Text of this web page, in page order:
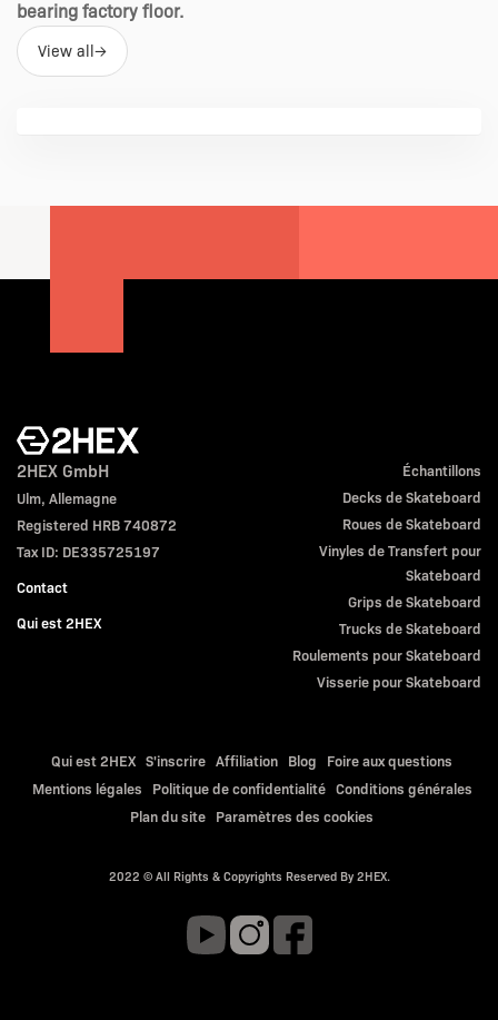
bearing factory floor.
View all→
2HEX GmbH
Ulm, Allemagne
Registered HRB 740872
Tax ID: DE335725197
Contact
Qui est 2HEX
Échantillons
Decks de Skateboard
Roues de Skateboard
Vinyles de Transfert pour
Skateboard
Grips de Skateboard
Trucks de Skateboard
Roulements pour Skateboard
Visserie pour Skateboard
Qui est 2HEX S'inscrire Affiliation Blog
Foire aux questions
Mentions légales
Politique de confidentialité Conditions générales
Plan du site
Paramètres des cookies
2022 © All Rights & Copyrights Reserved By 2HEX.